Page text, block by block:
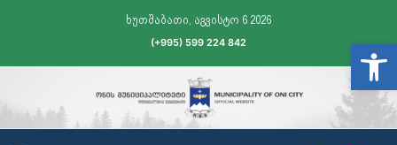
ხუთშაბათი, აგვისტო 6 2026
(+995) 599 224 842